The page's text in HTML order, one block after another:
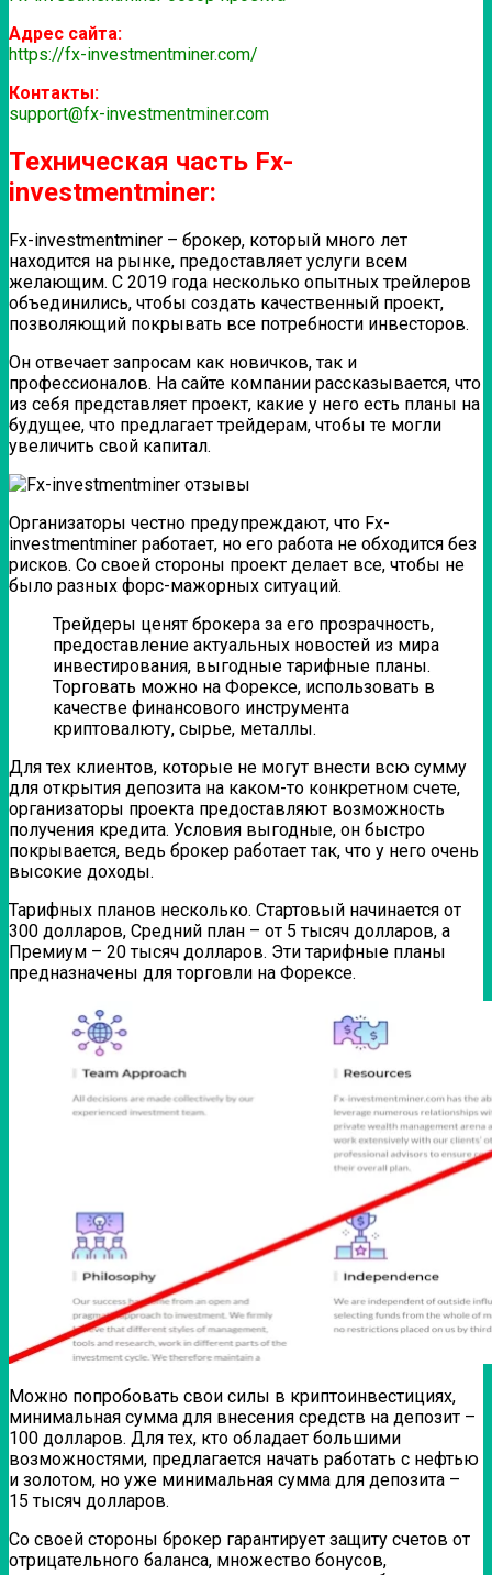
Адрес сайта:
https://fx-investmentminer.com/
Контакты:
support@fx-investmentminer.com
Техническая часть Fx-
investmentminer:
Fx-investmentminer – брокер, который много лет
находится на рынке, предоставляет услуги всем
желающим. С 2019 года несколько опытных трейлеров
объединились, чтобы создать качественный проект,
позволяющий покрывать все потребности инвесторов.
Он отвечает запросам как новичков, так и
профессионалов. На сайте компании рассказывается, что
из себя представляет проект, какие у него есть планы на
будущее, что предлагает трейдерам, чтобы те могли
увеличить свой капитал.
Организаторы честно предупреждают, что Fx-
investmentminer работает, но его работа не обходится без
рисков. Со своей стороны проект делает все, чтобы не
было разных форс-мажорных ситуаций.
Трейдеры ценят брокера за его прозрачность,
предоставление актуальных новостей из мира
инвестирования, выгодные тарифные планы.
Торговать можно на Форексе, использовать в
качестве финансового инструмента
криптовалюту, сырье, металлы.
Для тех клиентов, которые не могут внести всю сумму
для открытия депозита на каком-то конкретном счете,
организаторы проекта предоставляют возможность
получения кредита. Условия выгодные, он быстро
покрывается, ведь брокер работает так, что у него очень
высокие доходы.
Тарифных планов несколько. Стартовый начинается от
300 долларов, Средний план – от 5 тысяч долларов, а
Премиум – 20 тысяч долларов. Эти тарифные планы
предназначены для торговли на Форексе.
Можно попробовать свои силы в криптоинвестициях,
минимальная сумма для внесения средств на депозит –
100 долларов. Для тех, кто обладает большими
возможностями, предлагается начать работать с нефтью
и золотом, но уже минимальная сумма для депозита –
15 тысяч долларов.
Со своей стороны брокер гарантирует защиту счетов от
отрицательного баланса, множество бонусов,